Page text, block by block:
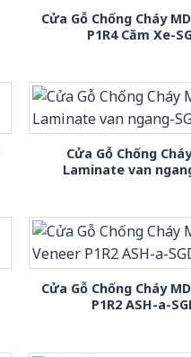
Cửa Gỗ Chống Cháy
P1R4 Căm Xe-
Cửa Gỗ Chống
Laminate van
Cửa Gỗ Chống Cháy
P1R2 ASH-a-